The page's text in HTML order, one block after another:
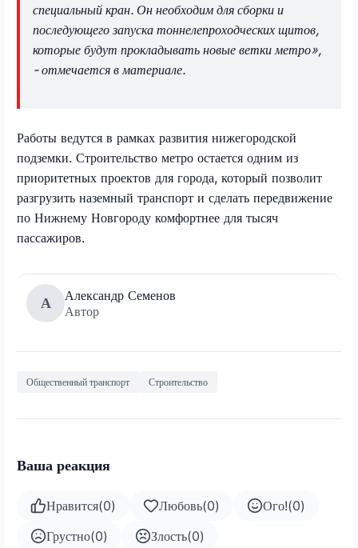
специальный кран. Он необходим для сборки и
последующего запуска тоннелепроходческих щитов,
которые будут прокладывать новые ветки метро»,
- отмечается в материале.
Работы ведутся в рамках развития нижегородской
подземки. Строительство метро остается одним из
приоритетных проектов для города, который позволит
разгрузить наземный транспорт и сделать передвижение
по Нижнему Новгороду комфортнее для тысяч
пассажиров.
А
Александр Семенов
Автор
Общественный транспорт Строительство
Ваша реакция
Нравится(0) Любовь(0) Ого!(0)
Грустно(0) Злость(0)